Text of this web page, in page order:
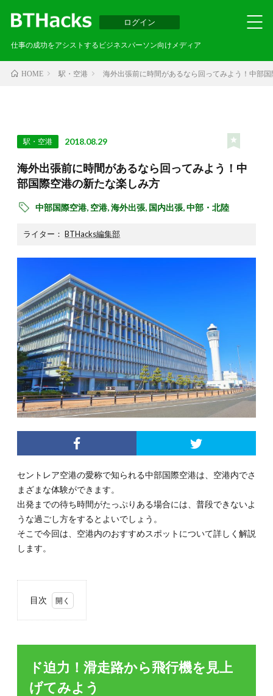
ログイン
仕事の成功をアシストするビジネスパーソン向けメディア
HOME 駅・空港 海外出張前に時間があるなら回ってみよう！中部
駅・空港 2018.08.29
海外出張前に時間があるなら回ってみよう！中
部国際空港の新たな楽しみ方
中部国際空港, 空港,海外出張, 国内出張,中部・北陸
ライター：BTHacks編集部
セントレア空港の愛称で知られる中部国際空港は、空港内でさ
まざまな体験ができます。
出発までの待ち時間がたっぷりある場合には、普段できないよ
うな過ごし方をするとよいでしょう。
そこで今回は、空港内のおすすめスポットについて詳しく解説
します。
目次
1.
力！
路か
ら飛
行機
ド迫力！滑走路から飛行機を見上
げてみよう